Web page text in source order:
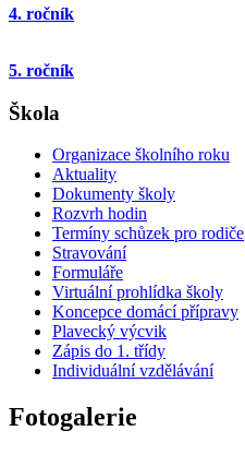
4. ročník
5. ročník
Škola
Organizace školního roku
Aktuality
Dokumenty školy
Rozvrh hodin
Termíny schůzek pro rodiče
Stravování
Formuláře
Virtuální prohlídka školy
Koncepce domácí přípravy
Plavecký výcvik
Zápis do 1. třídy
Individuální vzdělávání
Fotogalerie